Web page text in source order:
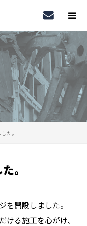
た。
。
を開設しました。
る施工を心がけ、